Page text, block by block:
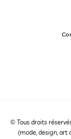
© Tous droits
(mode, design, art